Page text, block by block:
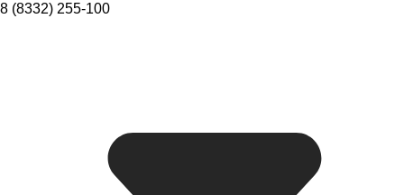
8 (8332) 255-100